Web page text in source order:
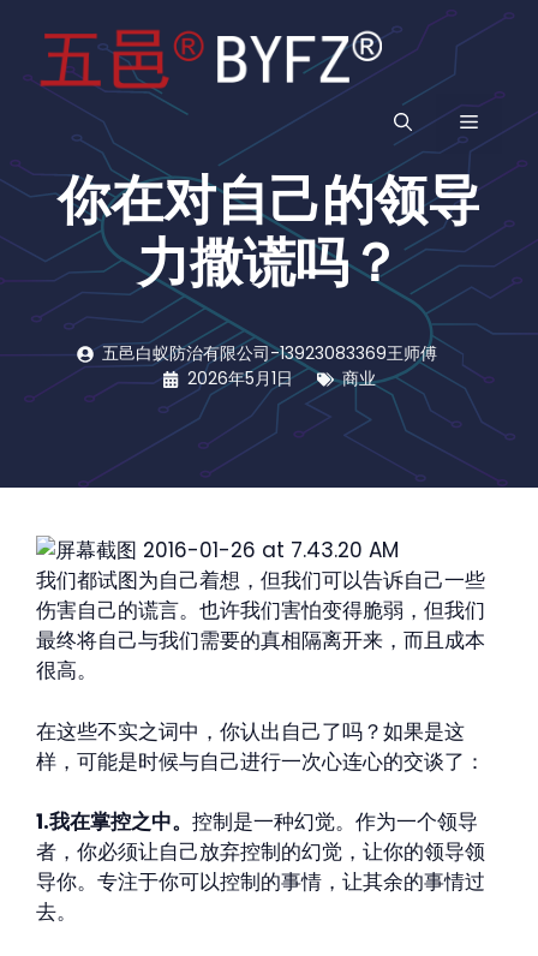
菜
单
你在对自己的领导
力撒谎吗？
五邑白蚁防治有限公司-13923083369王师傅
2026年5月1日
商业
我们都试图为自己着想，但我们可以告诉自己一些
伤害自己的谎言。也许我们害怕变得脆弱，但我们
最终将自己与我们需要的真相隔离开来，而且成本
很高。
在这些不实之词中，你认出自己了吗？如果是这
样，可能是时候与自己进行一次心连心的交谈了：
1.我在掌控之中。 控制是一种幻觉。作为一个领导
者，你必须让自己放弃控制的幻觉，让你的领导领
导你。专注于你可以控制的事情，让其余的事情过
去。